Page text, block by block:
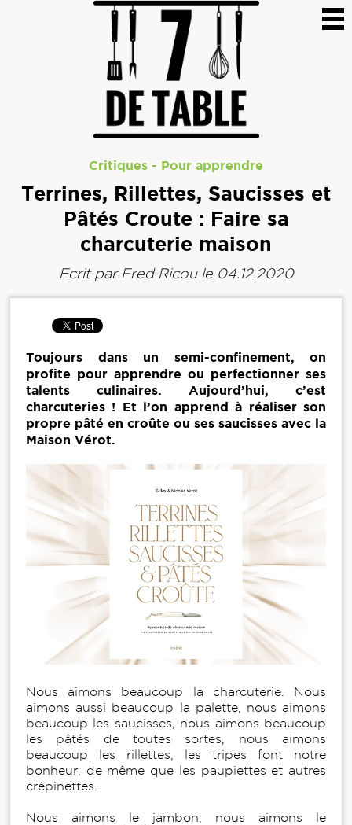
Critiques - Pour apprendre
Terrines, Rillettes, Saucisses et
Pâtés Croute : Faire sa
charcuterie maison
Ecrit par Fred Ricoule 04.12.2020
Toujours dans un semi-confinement, on
profite pour apprendre ou perfectionner ses
talents culinaires. Aujourd’hui, c’est
charcuteries ! Et l’on apprend à réaliser son
propre pâté en croûte ou ses saucisses avec la
Maison Vérot.
Nous aimons beaucoup la charcuterie. Nous
aimons aussi beaucoup la palette, nous aimons
beaucoup les saucisses, nous aimons beaucoup
les pâtés de toutes sortes, nous aimons
beaucoup les rillettes, les tripes font notre
bonheur, de même que les paupiettes et autres
crépinettes.
Nous aimons le jambon, nous aimons le